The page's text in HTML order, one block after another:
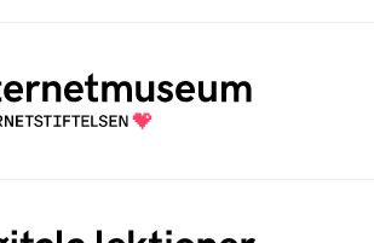
museum som byggts, och kureras
av Internetstiftelsen